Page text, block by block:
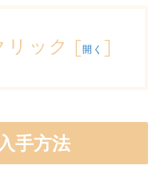
リック [開く ]
手方法